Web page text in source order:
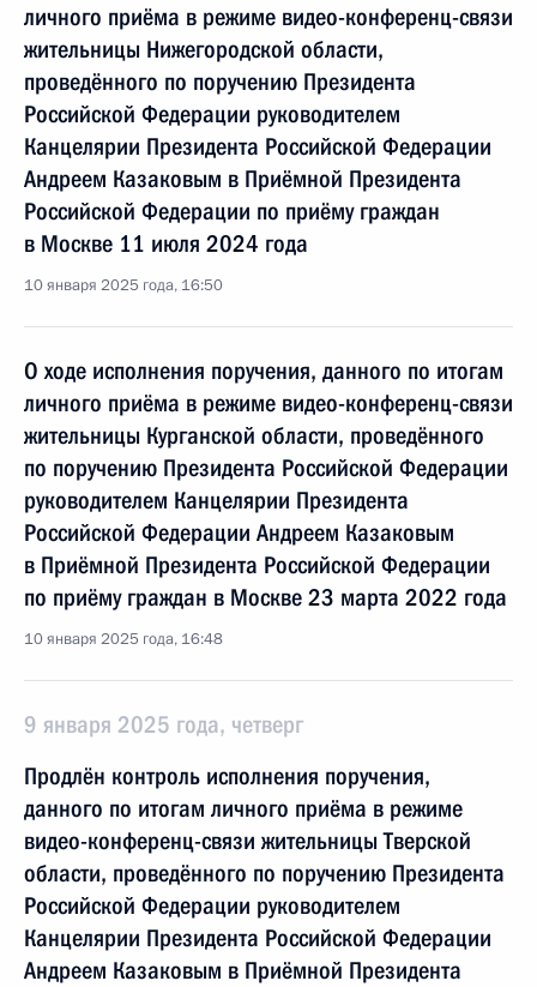
личного приёма в режиме видео-конференц-связи
жительницы Нижегородской области,
проведённого по поручению Президента
Российской Федерации руководителем
Канцелярии Президента Российской Федерации
Андреем Казаковым в Приёмной Президента
Российской Федерации по приёму граждан
в Москве 11 июля 2024 года
10 января 2025 года, 16:50
О ходе исполнения поручения, данного по итогам
личного приёма в режиме видео-конференц-связи
жительницы Курганской области, проведённого
по поручению Президента Российской Федерации
руководителем Канцелярии Президента
Российской Федерации Андреем Казаковым
в Приёмной Президента Российской Федерации
по приёму граждан в Москве 23 марта 2022 года
10 января 2025 года, 16:48
9 января 2025 года, четверг
Продлён контроль исполнения поручения,
данного по итогам личного приёма в режиме
видео-конференц-связи жительницы Тверской
области, проведённого по поручению Президента
Российской Федерации руководителем
Канцелярии Президента Российской Федерации
Андреем Казаковым в Приёмной Президента